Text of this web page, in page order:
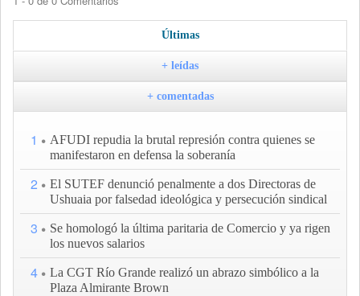
Últimas
+ leídas
+ comentadas
1
AFUDI repudia la brutal represión contra quienes se
manifestaron en defensa la soberanía
2
El SUTEF denunció penalmente a dos Directoras de
Ushuaia por falsedad ideológica y persecución sindical
3
Se homologó la última paritaria de Comercio y ya rigen
los nuevos salarios
4
La CGT Río Grande realizó un abrazo simbólico a la
Plaza Almirante Brown